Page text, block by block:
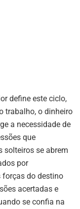
define este ciclo,
trabalho, o dinheiro
a necessidade de
que
solteiros se abrem
por
forças do destino
acertadas e
se confia na